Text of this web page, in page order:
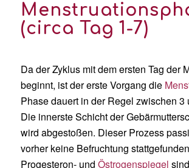
(circa Tag 1-7)
Da der Zyklus mit dem ersten Tag der
beginnt, ist der erste Vorgang die
Phase dauert in der Regel zwischen 3
Die innersteSchicht der
wird abgestoßen. Dieser Prozess
vorher keine Befruchtung
Progesteron- und Östrogenspiegel